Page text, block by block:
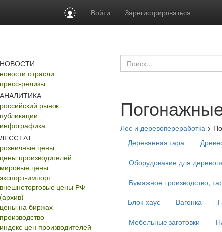
Войти Зарегистрироваться
НОВОСТИ
новости отрасли
пресс-релизы
АНАЛИТИКА
российский рынок
публикации
инфографика
ЛЕССТАТ
розничные цены
цены производителей
мировые цены
экспорт-импорт
внешнеторговые цены РФ
(архив)
цены на биржах
производство
индекс цен производителей
Лес и деревопереработка >
Деревянная тара
Оборудование для
Бумажное производство,
Блок-хаус
Вагонка
Мебельные заготовки